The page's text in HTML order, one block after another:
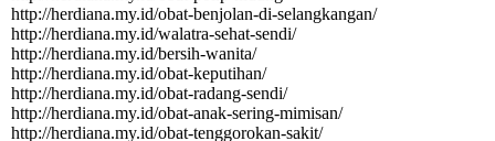
http:­//­herdiana.­my.­id/­obat-­benjolan-­di-­selangkangan/­
http:­//­herdiana.­my.­id/­walatra-­sehat-­sendi/­
http:­//­herdiana.­my.­id/­bersih-­wanita/­
http:­//­herdiana.­my.­id/­obat-­keputihan/­
http:­//­herdiana.­my.­id/­obat-­radang-­sendi/­
http:­//­herdiana.­my.­id/­obat-­anak-­sering-­mimisan/­
http:­//­herdiana.­my.­id/­obat-­tenggorokan-­sakit/­